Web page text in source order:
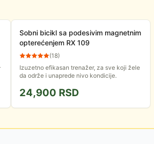
Sobni bicikl sa podesivim magnetnim
opterećenjem RX 109
(18)
Izuzetno efikasan trenažer, za sve koji žele
da održe i unaprede nivo kondicije.
24,900 RSD